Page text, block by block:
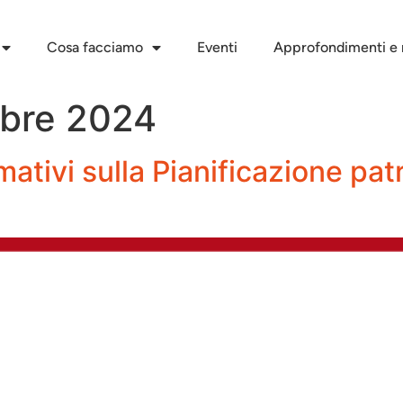
Cosa facciamo Eventi Approfondimenti e
2024
sulla Pianificazione